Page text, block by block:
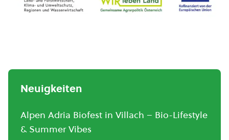
Neuigkeiten
Alpen Adria Biofest in Villach – Bio-Lifestyle
& Summer Vibes